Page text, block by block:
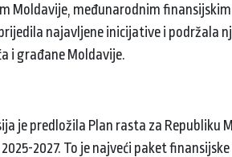
Moldavije, međunarodnim
najavljene inicijative i podržala
i građane Moldavije.
je predložila Plan rasta za Republiku
2027. To je najveći paket